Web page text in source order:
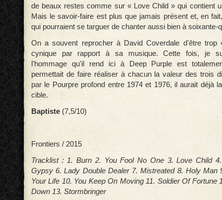
de beaux restes comme sur « Love Child » qui contient
Mais le savoir-faire est plus que jamais présent et, en
qui pourraient se targuer de chanter aussi bien à soixante-
On a souvent reprocher à David Coverdale d'être trop
cynique par rapport à sa musique. Cette fois, je
l'hommage qu'il rend ici à Deep Purple est
permettait de faire réaliser à chacun la valeur des trois
par le Pourpre profond entre 1974 et 1976, il aurait déjà
cible.
Baptiste (7,5/10)
Frontiers / 2015
Tracklist : 1. Burn 2. You Fool No One 3. Love Child
Gypsy 6. Lady Double Dealer 7. Mistreated 8. Holy Man
Your Life 10. You Keep On Moving 11. Soldier Of Fortune
Down 13. Stormbringer